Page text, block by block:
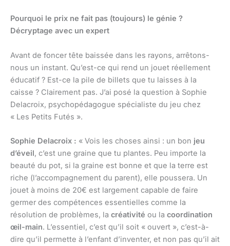
Pourquoi le prix ne fait pas (toujours) le génie ?
Décryptage avec un expert
Avant de foncer tête baissée dans les rayons, arrêtons-
nous un instant. Qu’est-ce qui rend un jouet réellement
éducatif ? Est-ce la pile de billets que tu laisses à la
caisse ? Clairement pas. J’ai posé la question à Sophie
Delacroix, psychopédagogue spécialiste du jeu chez
« Les Petits Futés ».
Sophie Delacroix : « Vois les choses ainsi : un bon jeu
d’éveil, c’est une graine que tu plantes. Peu importe la
beauté du pot, si la graine est bonne et que la terre est
riche (l’accompagnement du parent), elle poussera. Un
jouet à moins de 20€ est largement capable de faire
germer des compétences essentielles comme la
résolution de problèmes, la créativité ou la coordination
œil-main. L’essentiel, c’est qu’il soit « ouvert », c’est-à-
dire qu’il permette à l’enfant d’inventer, et non pas qu’il ait